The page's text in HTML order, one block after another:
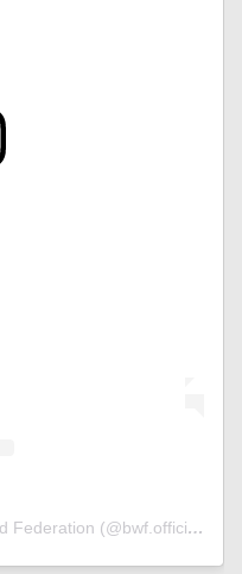
A post shared by Badminton World Federation (@bwf.official)